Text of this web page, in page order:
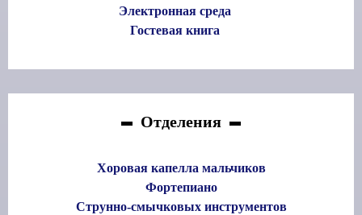
Электронная среда
Гостевая книга
Отделения
Хоровая капелла мальчиков
Фортепиано
Струнно-смычковых инструментов